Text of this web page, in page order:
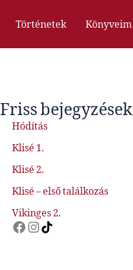
Történetek Könyveim
Friss bejegyzések
Hódítás
Klisé 1.
Klisé 2.
Klisé – első találkozás
Vikinges 2.
Facebook InstagramTikTok